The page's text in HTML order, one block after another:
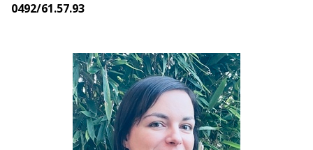
0492/61.57.93